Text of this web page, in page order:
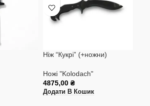
Ніж “Кукрі” (+ножни)
Ножі "Kolodach"
4875,00 ₴
Додати В Кошик